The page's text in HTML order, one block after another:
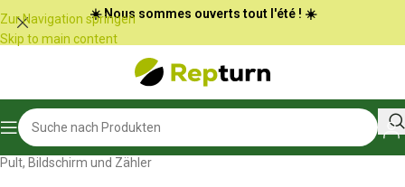
Cookie-Einstellungen
Zur Navigation springen
Skip to main content
☀️ Nous sommes ouverts tout l'été ! ☀️
Start/Öffentliche Arbeiten und Materialtransport
Pult, Bildschirm und Zähler